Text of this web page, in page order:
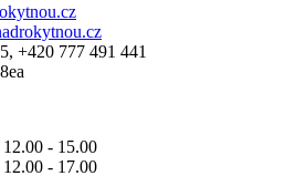
+420 777 491 441
- 15.00
- 17.00